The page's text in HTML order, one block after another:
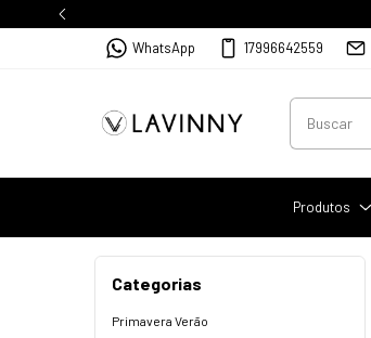
WhatsApp 17996642559
Produtos
Categorias
Primavera Verão